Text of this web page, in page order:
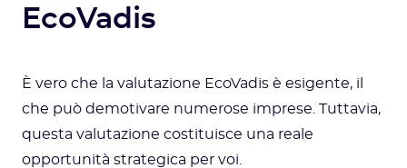
EcoVadis
È vero che la valutazione EcoVadis è esigente, il
che può demotivare numerose imprese. Tuttavia,
questa valutazione costituisce una reale
opportunità strategica per voi.